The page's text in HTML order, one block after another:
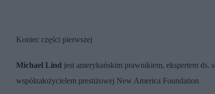
Koniec części pierwszej
Michael Lind jest amerykańskim prawnikiem, ekspertem
współzałożycielem prestiżowej New America Foundation